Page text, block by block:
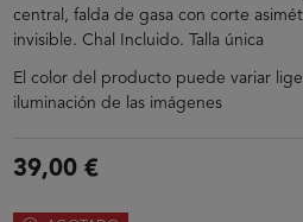
central, falda de gasa con corte
invisible. Chal Incluido. Talla única
El color del producto puede variar
iluminación de las imágenes
39,00 €